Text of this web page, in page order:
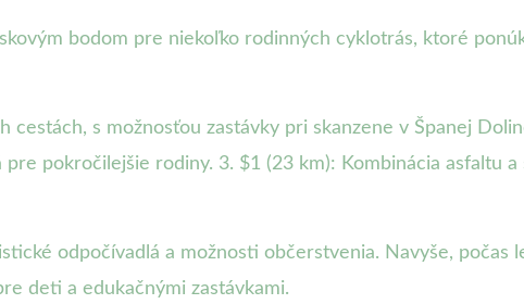
bodom pre niekoľko rodinných cyklotrás, ktoré
s možnosťou zastávky pri skanzene v Španej
pokročilejšie rodiny. 3. $1 (23 km): Kombinácia asfaltu a
odpočívadlá a možnosti občerstvenia. Navyše, počas
deti a edukačnými zastávkami.